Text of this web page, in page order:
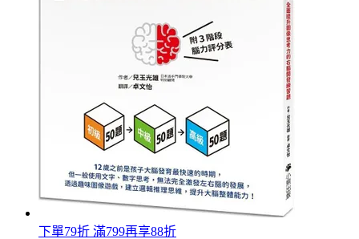
下單79折 滿799再享88折